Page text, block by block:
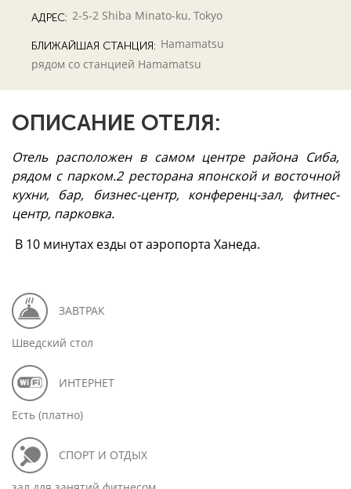
АДРЕС: 2-5-2 Shiba Minato-ku, Tokyo
БЛИЖАЙШАЯ СТАНЦИЯ: Hamamatsu
рядом со станцией Hamamatsu
ОПИСАНИЕ ОТЕЛЯ:
Отель расположен в самом центре района Сиба,
рядом с парком.2 ресторана японской и восточной
кухни, бар, бизнес-центр, конференц-зал, фитнес-
центр, парковка.
В 10 минутах езды от аэропорта Ханеда.
ЗАВТРАК
Шведский стол
ИНТЕРНЕТ
Есть (платно)
СПОРТ И ОТДЫХ